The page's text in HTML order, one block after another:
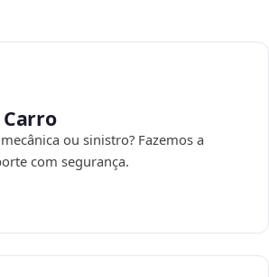
ou sinistro? Fazemos a
com segurança.